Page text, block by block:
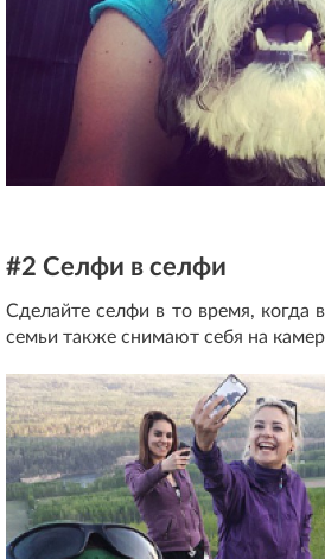
#2 Селфи в селфи
Сделайте селфи в то время, когда
семьи также снимают себя на